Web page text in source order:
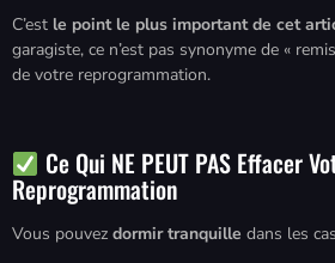
C’est le point le plus important de cet
garagiste, ce n’est pas synonyme de «
de votre reprogrammation.
Ce Qui NE PEUT PAS Effacer
Reprogrammation
Vous pouvez dormir tranquille dans les